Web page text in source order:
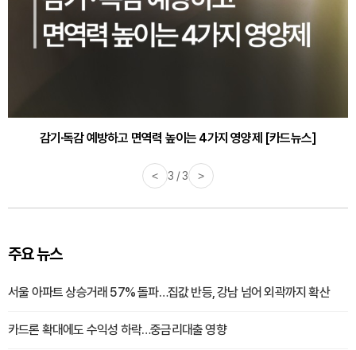
감기·독감 예방하고 면역력 높이는 4가지 영양제 [카드뉴스]
< 3 / 3 >
주요 뉴스
서울 아파트 상승거래 57% 돌파…집값 반등, 강남 넘어 외곽까지 확산
카드론 확대에도 수익성 하락…중금리대출 영향